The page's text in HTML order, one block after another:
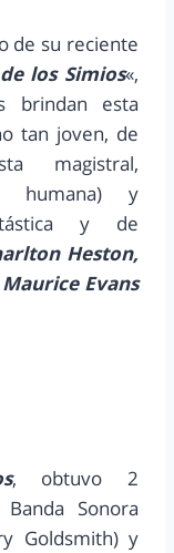
de su reciente
los Simios«,
brindan esta
tan joven, de
magistral,
humana) y
y de
Heston,
Evans
, obtuvo 2
Sonora
Goldsmith) y